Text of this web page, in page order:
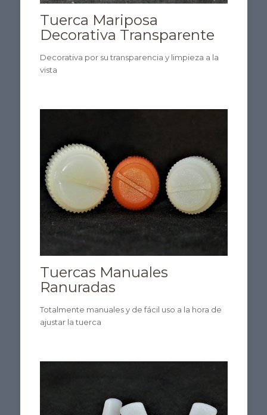
Tuerca Mariposa
Decorativa Transparente
Decorativa por su transparencia y limpieza a la
vista
Tuercas Manuales
Ranuradas
Totalmente manuales y de fácil uso a la hora de
ajustar la tuerca